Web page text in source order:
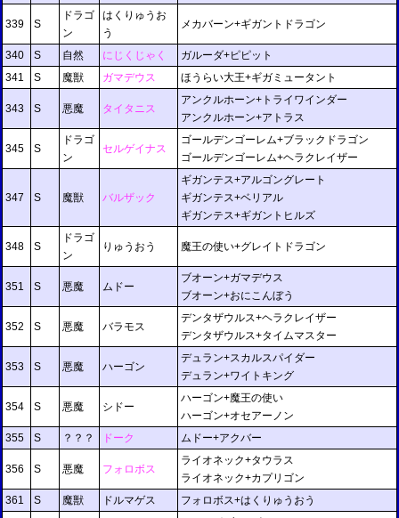
339 S
ドラゴ
ン
はくりゅうお
う
メカバーン+ギガントドラゴン
340 S 自然 にじくじゃく
ガルーダ+ピピット
341
S 魔獣 ガマデウス ほうらい大王+ギガミュータント
343 S 悪魔 タイタニス
アンクルホーン+トライワインダー
アンクルホーン+アトラス
345 S
ドラゴ
ン
セルゲイナス
ゴールデンゴーレム+ブラックドラゴン
ゴールデンゴーレム+ヘラクレイザー
347 S 魔獣 バルザック
ギガンテス+アルゴングレート
ギガンテス+ベリアル
ギガンテス+ギガントヒルズ
348 S
ドラゴ
ン
りゅうおう 魔王の使い+グレイトドラゴン
351 S 悪魔 ムドー
ブオーン+ガマデウス
ブオーン+おにこんぼう
352 S 悪魔 バラモス
デンタザウルス+ヘラクレイザー
デンタザウルス+タイムマスター
353 S 悪魔 ハーゴン
デュラン+スカルスパイダー
デュラン+ワイトキング
354 S 悪魔 シドー
ハーゴン+魔王の使い
ハーゴン+オセアーノン
355
S ？？？ ドーク ムドー+アクバー
356 S 悪魔 フォロボス
ライオネック+タウラス
ライオネック+カプリゴン
361
S 魔獣 ドルマゲス フォロボス+はくりゅうおう